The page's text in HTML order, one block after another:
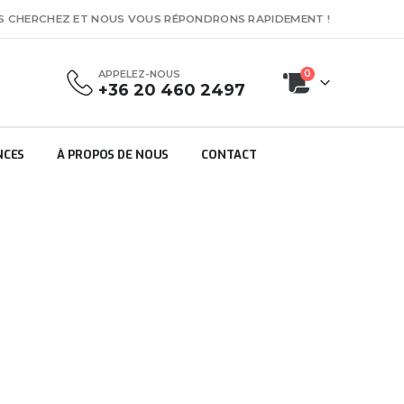
ET NOUS VOUS RÉPONDRONS RAPIDEMENT !
APPELEZ-NOUS
+36 20 460 2497
0
À PROPOS DE NOUS CONTACT